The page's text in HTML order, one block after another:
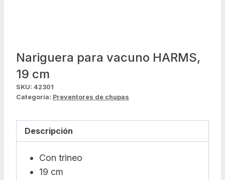
Nariguera para vacuno HARMS,
19 cm
SKU: 42301
Categoría: Preventores de chupas
Descripción
Con trineo
19 cm